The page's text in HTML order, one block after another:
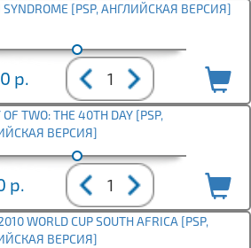
SYNDROME [PSP, АНГЛИЙСКАЯ ВЕРСИЯ]
р.
TWO: THE 40TH DAY [PSP,
ВЕРСИЯ]
р.
WORLD CUP SOUTH AFRICA [PSP,
ВЕРСИЯ]